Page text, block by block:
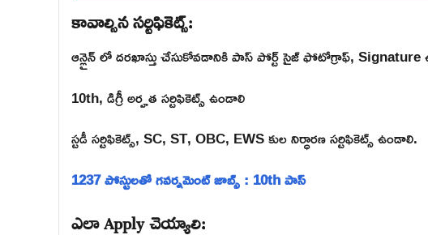
కావాల్సిన సర్టిఫికెట్స్:
ఆన్లైన్ లో దరఖాస్తు చేసుకోవడానికి పాస్ పోర్ట్ సైజ్ ఫోటోగ్రాఫ్,
10th, డిగ్రీ అర్హత సర్టిఫికెట్స్ ఉండాలి
స్టడీ సర్టిఫికెట్స్, SC, ST, OBC, EWS కుల నిర్ధారణ సర్టిఫికెట్స్ ఉండాలి.
1237 పోస్టులతో గవర్నమెంట్ జాబ్స్ : 10th పాస్
ఎలా Apply చెయ్యాలి: